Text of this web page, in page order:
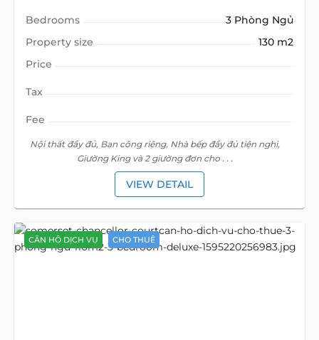
Bedrooms
3 Phòng Ngủ
Property size
130 m2
Price
Tax
Fee
Nội thất đầy đủ, Ban công riêng, Nhà bếp đầy đủ tiện nghi,
Giường King và 2 giường đơn cho . . .
VIEW DETAIL
CĂN HỘ DỊCH VỤ CHO THUÊ